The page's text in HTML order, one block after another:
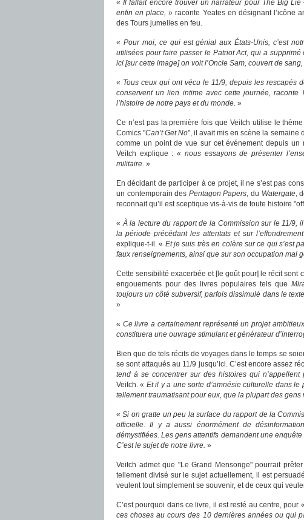
« Il fallait encore trouver un narrateur pour The Big
enfin en place,» raconte Yeates en désignant l’icône
des Tours jumelles en feu.
« Pour moi, ce qui est génial aux États-Unis, c’est
utilisées pour faire passer le Patriot Act, qui a
ici [sur cette image] on voit l’Oncle Sam, couvert de
« Tous ceux qui ont vécu le 11/9, depuis les rescapés
conservent un lien intime avec cette journée, raconte
l’histoire de notre pays et du monde. »
Ce n’est pas la première fois que Veitch utilise le
Comics "Can’t Get No", il avait mis en scène la semaine
comme un point de vue sur cet événement depuis un
Veitch explique : « nous essayons de présenter
militaire. »
En décidant de participer à ce projet, il ne s’est pas
un contemporain des Pentagon Papers, du Watergate,
reconnait qu’il est sceptique vis-à-vis de toute histoire
«À la lecture du rapport de la Commission sur le 11/9,
la période précédant les attentats et sur
explique-t-il. « Et je suis très en colère sur ce qui s’est
faux renseignements, ainsi que sur son occupation mal
Cette sensibilité exacerbée et [le goût pour] le récit sont
engouements pour des livres populaires tels que
toujours un côté subversif, parfois dissimulé dans le
»
« Ce livre a certainement représenté un projet
constituera une ouvrage stimulant et générateur
Bien que de tels récits de voyages dans le temps se
se sont attaqués au 11/9 jusqu’ici. C’est encore assez
tend à se concentrer sur des histoires qui
Veitch. « Et il y a une sorte d’amnésie culturelle dans
tellement traumatisant pour eux, que la plupart des
«Si on gratte un peu la surface du rapport de la
officielle. Il y a aussi énormément de
démystifiées. Les gens attentifs demandent une
C’est le sujet de notre livre. »
Veitch admet que "Le Grand Mensonge" pourrait
tellement divisé sur le sujet actuellement, il est
veulent tout simplement se souvenir, et de ceux qui
C’est pourquoi dans ce livre, il est resté au centre, pour «
ces choses au cours des 10 dernières années ou qui